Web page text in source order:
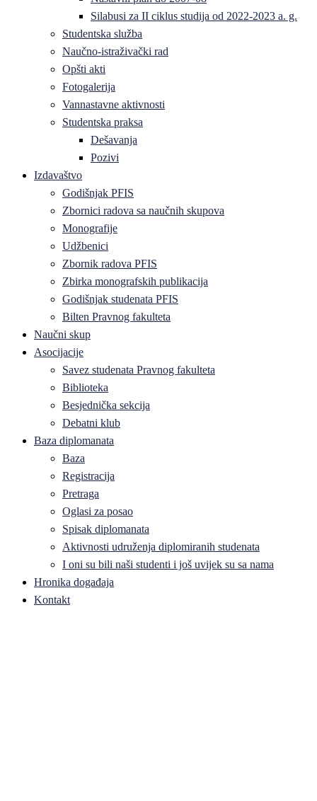
Silabusi za II ciklus studija od 2022-2023 a. g.
Studentska služba
Naučno-istraživački rad
Opšti akti
Fotogalerija
Vannastavne aktivnosti
Studentska praksa
Dešavanja
Pozivi
Izdavaštvo
Godišnjak PFIS
Zbornici radova sa naučnih skupova
Monografije
Udžbenici
Zbornik radova PFIS
Zbirka monografskih publikacija
Godišnjak studenata PFIS
Bilten Pravnog fakulteta
Naučni skup
Asocijacije
Savez studenata Pravnog fakulteta
Biblioteka
Besjednička sekcija
Debatni klub
Baza diplomanata
Baza
Registracija
Pretraga
Oglasi za posao
Spisak diplomanata
Aktivnosti udruženja diplomiranih studenata
I oni su bili naši studenti i još uvijek su sa nama
Hronika događaja
Kontakt